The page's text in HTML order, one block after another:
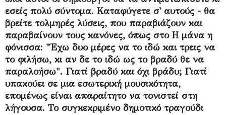
εσείς πολύ σύντομα. Καταφύγετε σ' αυτούς - θα
βρείτε τολμηρές λύσεις, που παραβιάζουν και
παραβαίνουν τους κανόνες, όπως στο Η μάνα η
φόνισσα: "Έχω δυο μέρες να το ιδώ και τρεις να
το φιλήσω, κι αν δε το ιδώ ως το βραδύ θε να
παραλοήσω". Γιατί βραδύ και όχι βράδυ; Γιατί
υπακούει σε μια εσωτερική μουσικότητα,
επομένως είναι απαραίτητο να τονιστεί στη
λήγουσα. Το συγκεκριμένο δημοτικό τραγούδι